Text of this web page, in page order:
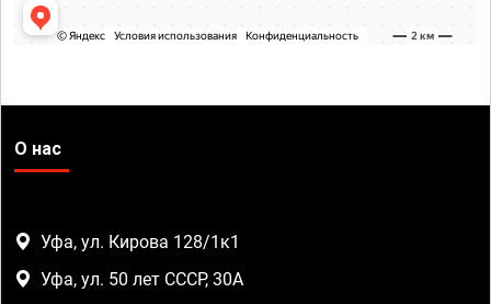
О нас
Уфа, ул. Кирова 128/1к1
Уфа, ул. 50 лет СССР, 30А